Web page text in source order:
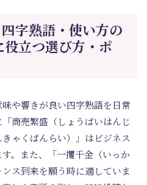
字熟語・使い方の
立つ選び方・ポ
や響きが良い四字熟語を日常
商売繁盛（しょうばいはんじ
ゃくばんらい）」はビジネス
。また、「一攫千金（いっか
ス到来を願う時に適していま